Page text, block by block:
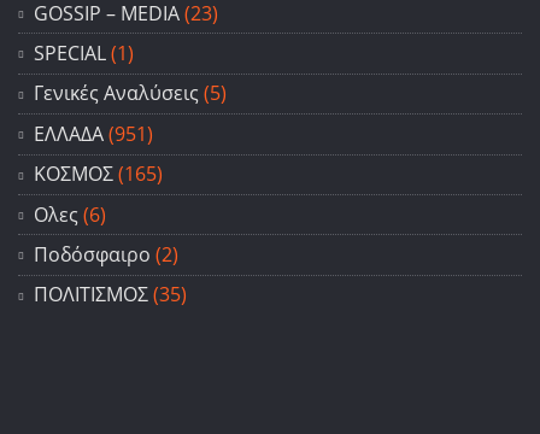
GOSSIP – ΜΕDIA(23)
SPECIAL(1)
Γενικές Αναλύσεις(5)
ΕΛΛΑΔΑ(951)
ΚΟΣΜΟΣ(165)
Ολες (6)
Ποδόσφαιρο (2)
ΠΟΛΙΤΙΣΜΟΣ(35)